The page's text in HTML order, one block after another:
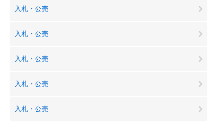
入札・公売
入札・公売
入札・公売
入札・公売
入札・公売